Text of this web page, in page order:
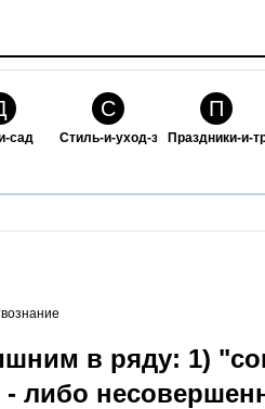
сад
С
Стиль-и-уход-за-собой
П
Праздники-и-
в ряду: 1)
- либо